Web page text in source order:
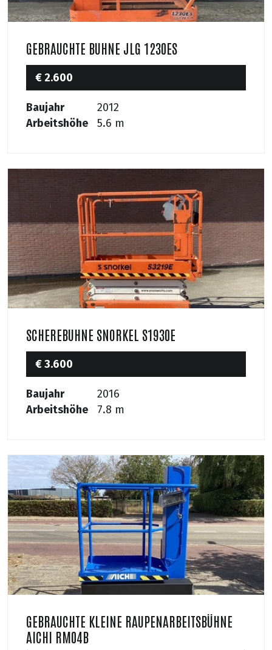
GEBRAUCHTE BUHNE JLG 1230ES
€ 2.600
Baujahr
2012
Arbeitshöhe
5.6 m
SCHEREBUHNE SNORKEL S1930E
€ 3.600
Baujahr
2016
Arbeitshöhe
7.8 m
GEBRAUCHTE KLEINE RAUPENARBEITSBÜHNE
AICHI RM04B